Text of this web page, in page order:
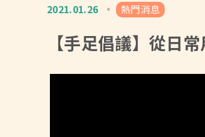
2021.01.26 熱門消息
【手足倡議】從日